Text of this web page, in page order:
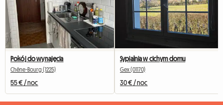
Pokój do wynajęcia
Chêne-Bourg (1225)
55 € / noc
Sypialnia w cichym domu
Gex (01170)
30 € / noc